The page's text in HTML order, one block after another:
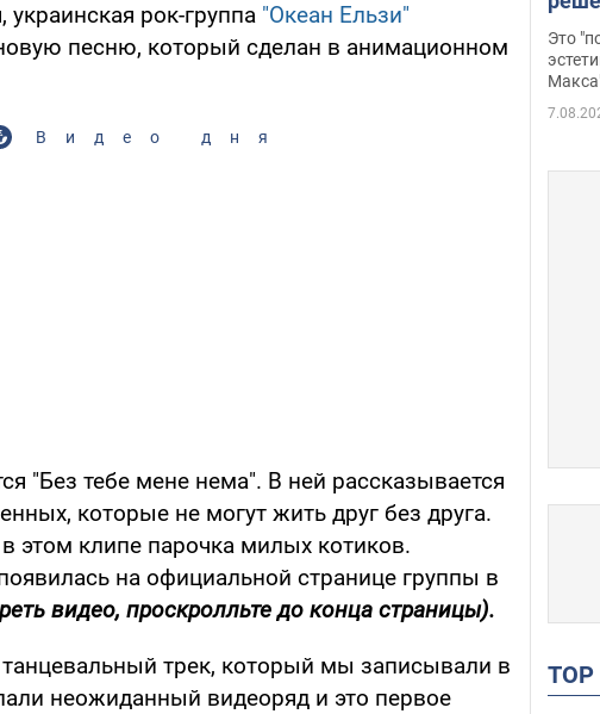
рок-группа "Океан Ельзи"
песню, который сделан в анимационном
Видео дня
"Без тебе мене нема". В ней рассказывается
которые не могут жить друг без друга.
этом клипе парочка милых котиков.
на официальной странице группы в
видео, проскролльте до конца страницы).
трек, который мы записывали в
неожиданный видеоряд и это первое
Это